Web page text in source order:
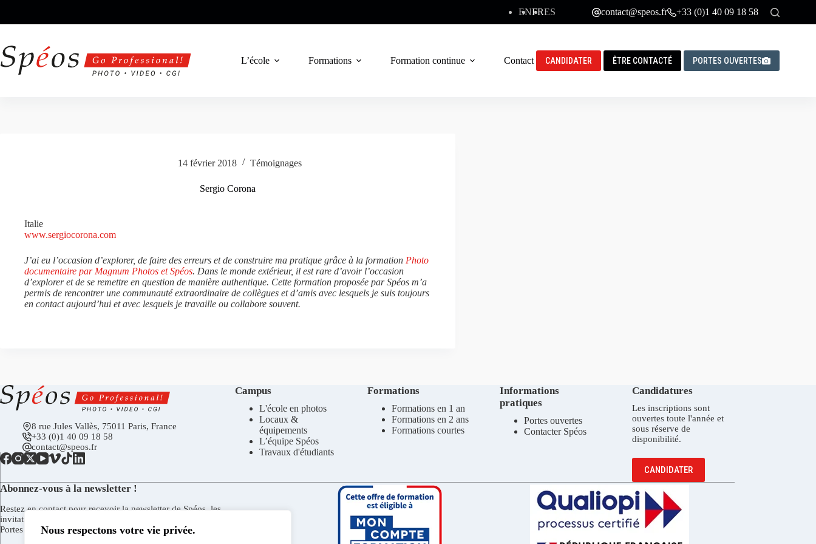
Nous respectons votre vie privée.
contenu
ENFRES contact@speos.fr +33 (0)1 40 09 18 58
L’école Formations Formation continue Contact CANDIDATER ÊTRE CONTACTÉ PORTES OUVERTES
14 février 2018 Témoignages
Sergio Corona
Italie
www.sergiocorona.com
J’ai eu l’occasion d’explorer, de faire des erreurs et de construire ma pratique grâce à la formation Photo
documentaire par Magnum Photos et Spéos. Dans le monde extérieur, il est rare d’avoir l’occasion
d’explorer et de se remettre en question de manière authentique. Cette formation proposée par Spéos m’a
permis de rencontrer une communauté extraordinaire de collègues et d’amis avec lesquels je suis toujours
en contact aujourd’hui et avec lesquels je travaille ou collabore souvent.
8 rue Jules Vallès, 75011 Paris, France
+33 (0)1 40 09 18 58
contact@speos.fr
Campus
L'école en photos
Locaux &
équipements
L’équipe Spéos
Travaux d'étudiants
Formations
Formations en 1 an
Formations en 2 ans
Formations courtes
Informations
pratiques
Portes ouvertes
Contacter Spéos
Candidatures
Les inscriptions sont
ouvertes toute l'année et
sous réserve de
disponibilité.
CANDIDATER
Abonnez-vous à la newsletter !
Restez en contact pour recevoir la newsletter de Spéos, les
invitations aux vernissages de la Galerie Spéos, aux Journées
Portes Ouvertes, et plus encore.